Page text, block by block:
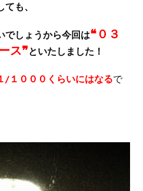
も、
でしょうから今回は❝０３
ス❞といたしました！
/１０００くらいにはなるで